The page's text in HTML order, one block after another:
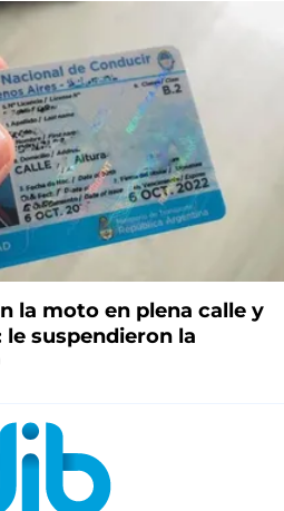
la moto en plena calle y
le suspendieron la